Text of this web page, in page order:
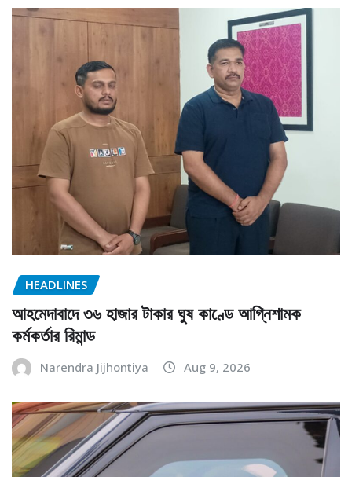
HEADLINES
আহমেদাবাদে ৩৬ হাজার টাকার ঘুষ কাণ্ডে আগ্নিশামক
কর্মকর্তার রিমান্ড
Narendra Jijhontiya Aug 9, 2026